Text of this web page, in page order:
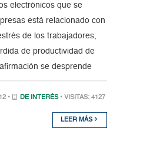
electrónicos que se
está relacionado con
de los trabajadores,
de productividad de
se desprende
• DE INTERÉS • VISITAS: 4127
LEER MÁS